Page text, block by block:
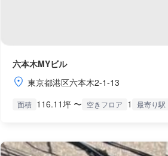
六本木MYビル
東京都港区六本木2-1-13
面積 116.11坪 〜 空きフロア 1 最寄り駅